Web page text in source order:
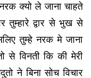
क्यो ले जाना चाहते
तुम्हारे द्वार से भुख से
तुम्हे नरक मे जाना
से विनती कि की मेरी
ने बिना सोच विचार